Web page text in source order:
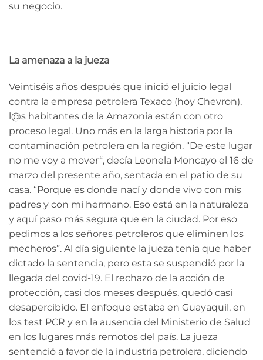
su negocio.
La amenaza a la jueza
Veintiséis años después que inició el juicio legal
contra la empresa petrolera Texaco (hoy Chevron),
l@s habitantes de la Amazonia están con otro
proceso legal. Uno más en la larga historia por la
contaminación petrolera en la región. “De este lugar
no me voy a mover“, decía Leonela Moncayo el 16 de
marzo del presente año, sentada en el patio de su
casa. “Porque es donde nací y donde vivo con mis
padres y con mi hermano. Eso está en la naturaleza
y aquí paso más segura que en la ciudad. Por eso
pedimos a los señores petroleros que eliminen los
mecheros”. Al día siguiente la jueza tenía que haber
dictado la sentencia, pero esta se suspendió por la
llegada del covid-19. El rechazo de la acción de
protección, casi dos meses después, quedó casi
desapercibido. El enfoque estaba en Guayaquil, en
los test PCR y en la ausencia del Ministerio de Salud
en los lugares más remotos del país. La jueza
sentenció a favor de la industria petrolera, diciendo